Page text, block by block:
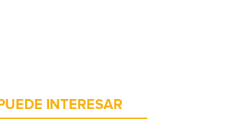
INTERESAR